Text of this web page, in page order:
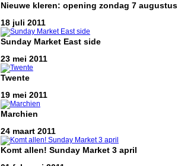
Nieuwe kleren: opening zondag 7 augustus
18 juli 2011
Sunday Market East side
23 mei 2011
Twente
19 mei 2011
Marchien
24 maart 2011
Komt allen! Sunday Market 3 april